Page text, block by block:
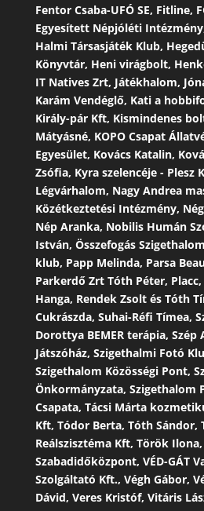
Fentor Csaba-UFÓ SE, Fitline,
Egyesített Népjóléti
Halmi Társasjáték Klub,
Könyvtár, Heni virágbolt,
IT Natives Zrt, Játékhalom,
Karám Vendéglő, Kati a
Király-pár Kft, Kismindenes
Mátyásné, KOPO Csapat
Egyesület, Kovács Katalin,
Zsófia, Kyra szelencéje - Plesz
Légvárhalom, Nagy Andrea
Közétkeztetési Intézmény,
Nép Aranka, Nobilis Humán
István, Összefogás
klub, Papp Melinda, Parsa
Parkerdő Zrt Tóth Péter,
Hanga, Rendek Zsolt és Tóth
Cukrászda, Suhai-Réfi Tímea,
Dorottya BEMER terápia, Szép
Játszóház, Szigethalmi Fotó
Szigethalom Közösségi Pont,
Önkormányzata, Szigethalom
Csapata, Tácsi Márta
Kft, Tódor Berta, Tóth Sándor,
Reálszisztéma Kft, Török
Szabadidőközpont, VÉD-GÁT
Szolgáltató Kft., Végh Gábor,
Dávid, Veres Kristóf, Vitáris